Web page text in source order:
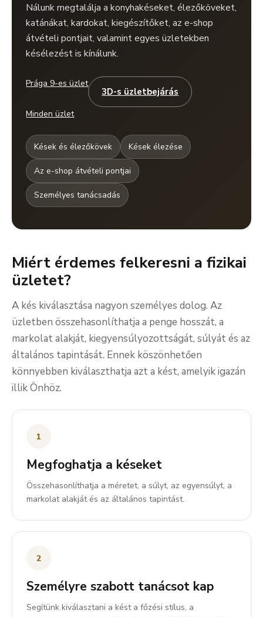
Nálunk megtalálja a konyhakéseket, élezőköveket,
katánákat, kardokat, kiegészítőket, az e-shop
átvételi pontjait, valamint egyes üzletekben
késélezést is kínálunk.
Prága 9-es üzlet
3D-s üzletbejárás
Minden üzlet
Kések és élezőkövek Kések élezése
Az e-shop átvételi pontjai
Személyes tanácsadás
Miért érdemes felkeresni a fizikai
üzletet?
A kés kiválasztása nagyon személyes dolog. Az
üzletben összehasonlíthatja a penge hosszát, a
markolat alakját, kiegyensúlyozottságát, súlyát és az
általános tapintását. Ennek köszönhetően
könnyebben kiválaszthatja azt a kést, amelyik igazán
illik Önhöz.
1
Megfoghatja a késeket
Összehasonlíthatja a méretet, a súlyt, az egyensúlyt, a
markolat alakját és az általános tapintást.
2
Személyre szabott tanácsot kap
Segítünk kiválasztani a kést a főzési stílus, a